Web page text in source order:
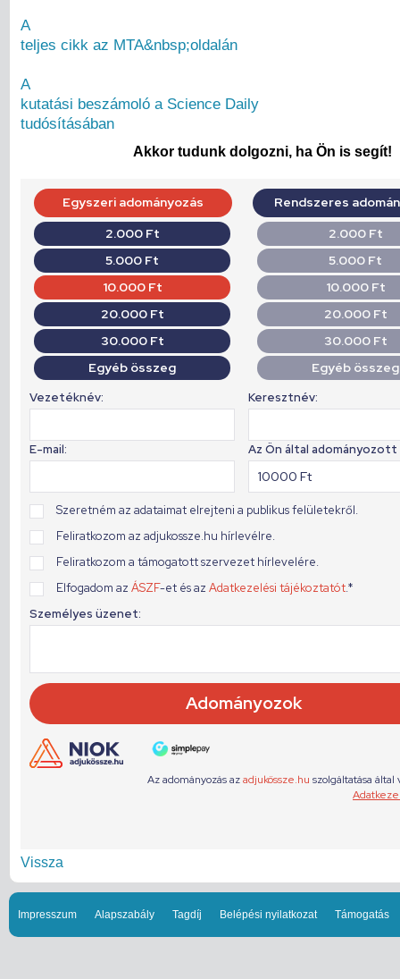
A
teljes cikk az MTA&nbsp;oldalán
A
kutatási beszámoló a Science Daily
tudósításában
Akkor tudunk dolgozni, ha Ön is segít!
Vissza
Impresszum Alapszabály Tagdíj Belépési nyilatkozat Támogatás